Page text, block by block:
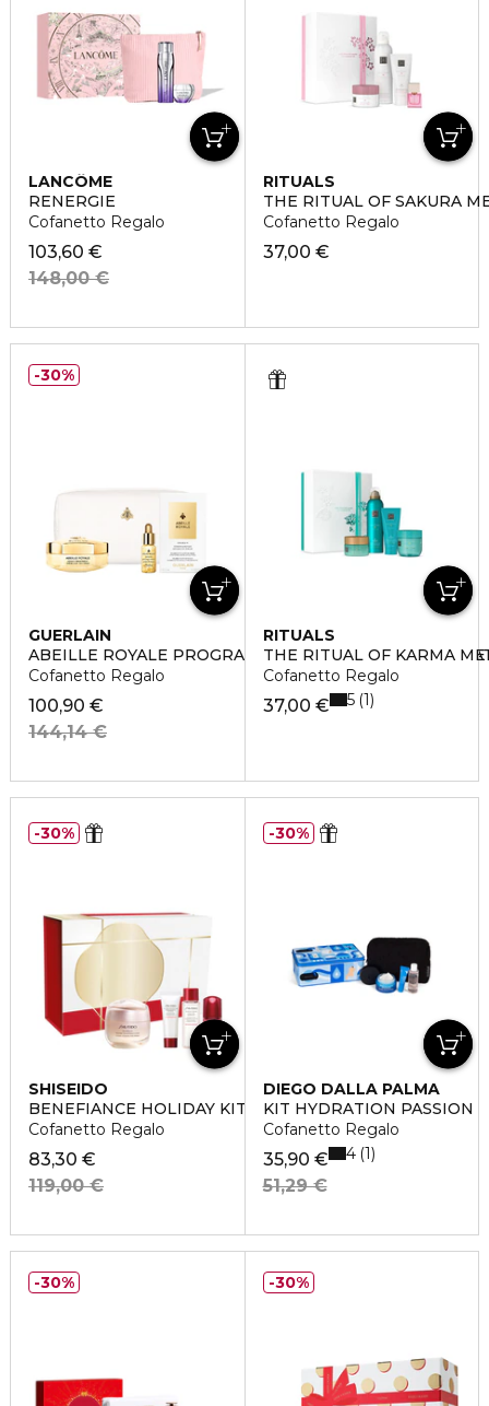
LANCÔME
RENERGIE
Cofanetto Regalo
103,60 €
148,00 €
RITUALS
THE RITUAL OF SAKURA
Cofanetto Regalo
37,00 €
GUERLAIN
ABEILLE ROYALE PROGRAMMA ANTI-ETÀ HONEY
Cofanetto Regalo
100,90 €
144,14 €
30%
RITUALS
THE RITUAL OF KARMA
Cofanetto Regalo
37,00 € 5 1
SHISEIDO
BENEFIANCE HOLIDAY KIT
Cofanetto Regalo
83,30 €
119,00 €
30%
DIEGO DALLA PALMA
KIT HYDRATION PASSION
Cofanetto Regalo
35,90 €
51,29 €
4 1
30%
30% 30%